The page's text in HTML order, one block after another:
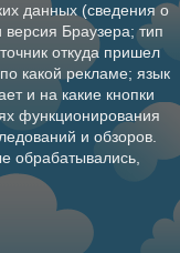
данных (сведения о
Браузера; тип
откуда пришел
какой рекламе; язык
и на какие кнопки
функционирования
и обзоров.
обрабатывались,